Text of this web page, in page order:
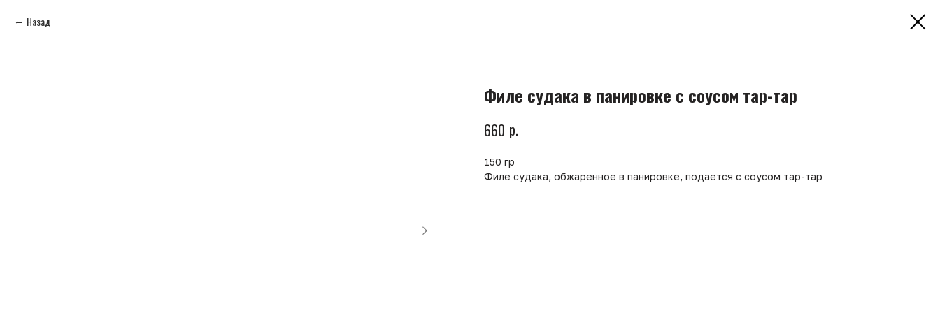
Назад
Филе судака в панировке с соусом тар-тар
660 р.
150 гр
Филе судака, обжаренное в панировке, подается с соусом тар-тар